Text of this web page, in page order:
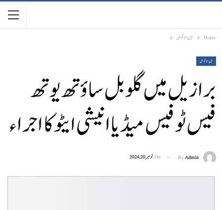
Home بین الاقوامی
بین الاقوامی
برازیل میں گلوبل ساؤتھ یوتھ
فیس ٹو فیس میڈیا انیشی ایٹو کا اجراء
ByAdmin
On نومبر 20, 2024